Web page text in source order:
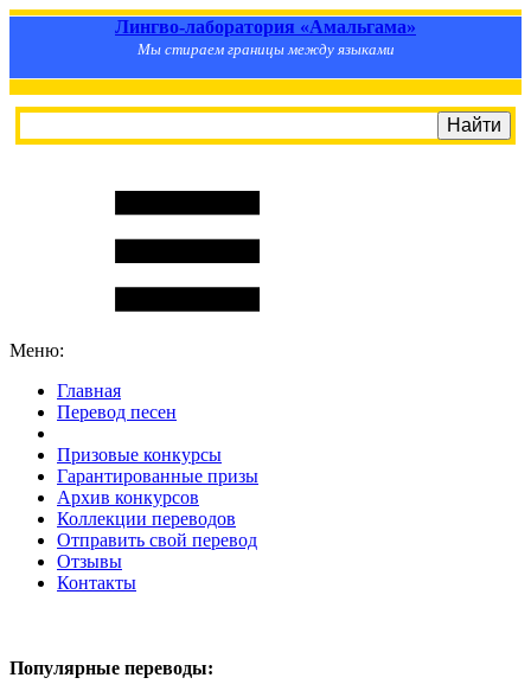
Лингво-лаборатория «Амальгама»
Мы стираем границы между языками
Меню:
Главная
Перевод песен
Призовые конкурсы
Гарантированные призы
Архив конкурсов
Коллекции переводов
Отправить свой перевод
Отзывы
Контакты
Популярные переводы: